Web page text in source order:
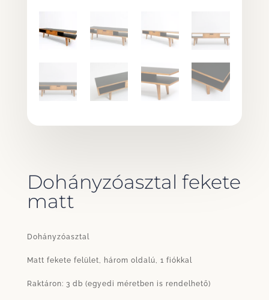
Dohányzóasztal fekete
matt
Dohányzóasztal
Matt fekete felület, három oldalú, 1 fiókkal
Raktáron: 3 db (egyedi méretben is rendelhető)